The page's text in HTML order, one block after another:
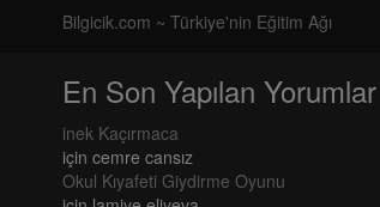
Bilgicik.com ~ Türkiye'nin Eğitim Ağı
En Son Yapılan Yorumlar
inek Kaçırmaca
için cemre cansız
Okul Kıyafeti Giydirme Oyunu